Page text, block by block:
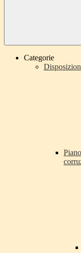
Categorie